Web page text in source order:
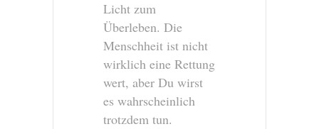
Licht zum
Überleben. Die
Menschheit ist nicht
wirklich eine Rettung
wert, aber Du wirst
es wahrscheinlich
trotzdem tun.